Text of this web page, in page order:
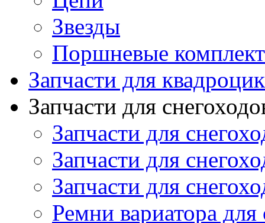
Звезды
Поршневые
Запчасти для
Запчасти для
Запчасти для
Запчасти для
Запчасти для
Ремни вариатора для